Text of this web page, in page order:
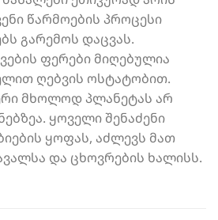
წარმოების პროცესი
გარემოს დაცვას.
ფერები მიღებულია
ღებვის ოსტატობით.
მხოლოდ პლანეტას არ
ყოველი შენაძენი
ყოფას, აძლევს მათ
და ცხოვრების ხალისს.